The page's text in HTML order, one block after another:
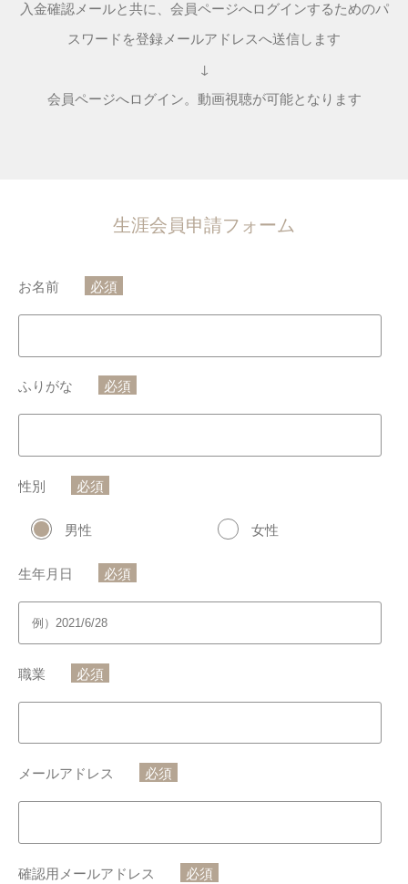
入金確認メールと共に、会員ページへログインするためのパ
スワードを登録メールアドレスへ送信します
↓
会員ページへログイン。動画視聴が可能となります
生涯会員申請フォーム
お名前 必須
ふりがな 必須
性別 必須
男性 女性
生年月日 必須
職業 必須
メールアドレス 必須
確認用メールアドレス 必須